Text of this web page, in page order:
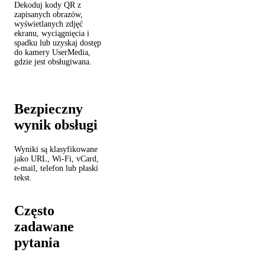
Dekoduj kody QR z
zapisanych obrazów,
wyświetlanych zdjęć
ekranu, wyciągnięcia i
spadku lub uzyskaj dostęp
do kamery UserMedia,
gdzie jest obsługiwana.
Bezpieczny
wynik obsługi
Wyniki są klasyfikowane
jako URL, Wi-Fi, vCard,
e-mail, telefon lub płaski
tekst.
Często
zadawane
pytania